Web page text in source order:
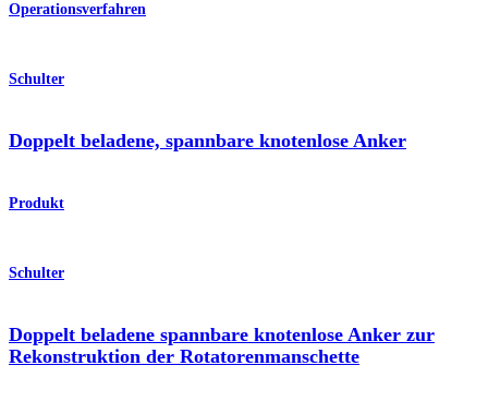
Operationsverfahren
Schulter
Doppelt beladene, spannbare knotenlose Anker
Produkt
Schulter
Doppelt beladene spannbare knotenlose Anker zur
Rekonstruktion der Rotatorenmanschette